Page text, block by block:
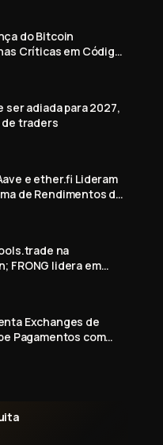
do Bitcoin
Críticas em Código
ser adiada para 2027,
de traders
e ether.fi Lideram
de Rendimentos de
na
FRONG lidera em
Exchanges de
Pagamentos com